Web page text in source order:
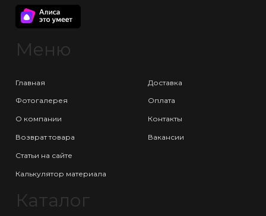
Меню
Главная
Фотогалерея
О компании
Возврат товара
Статьи на сайте
Калькулятор материала
Доставка
Оплата
Контакты
Вакансии
Каталог